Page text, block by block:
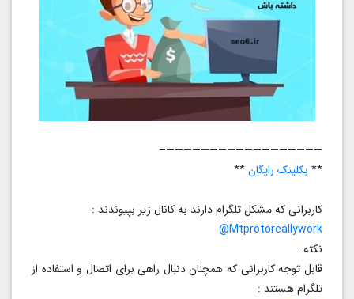
——————————————————–
**بکلینک رایگان**
کاربرانی که مشکل تلگرام دارند به کانال زیر بپیوندند :
Mtprotoreallywork@
نکته :
قابل توجه کاربرانی که همچنان دنبال راهی برای اتصال و استفاده از
تلگرام هستند :